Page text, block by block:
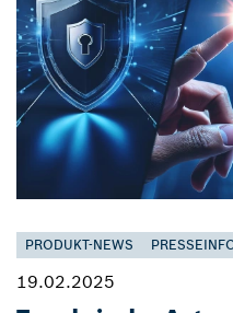
PRODUKT-NEWS
19.02.2025